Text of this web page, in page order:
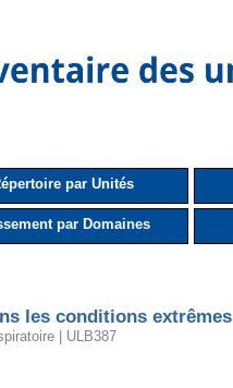
par Unités
par Domaines
les conditions extrêmes
| ULB387